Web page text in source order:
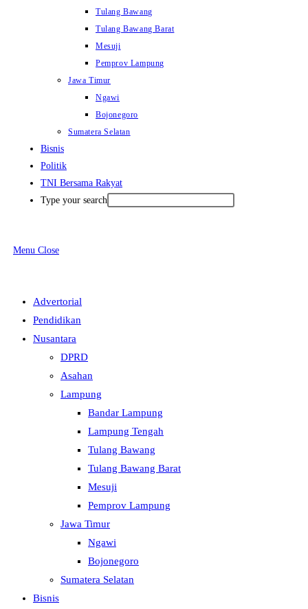
Tulang Bawang
Tulang Bawang Barat
Mesuji
Pemprov Lampung
Jawa Timur
Ngawi
Bojonegoro
Sumatera Selatan
Bisnis
Politik
TNI Bersama Rakyat
Type your search
Menu Close
Advertorial
Pendidikan
Nusantara
DPRD
Asahan
Lampung
Bandar Lampung
Lampung Tengah
Tulang Bawang
Tulang Bawang Barat
Mesuji
Pemprov Lampung
Jawa Timur
Ngawi
Bojonegoro
Sumatera Selatan
Bisnis